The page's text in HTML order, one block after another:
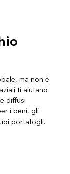
ma non è
ti aiutano
diffusi
i beni, gli
portafogli.